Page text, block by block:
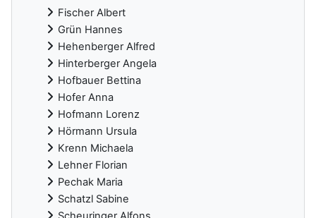
Fischer Albert
Grün Hannes
Hehenberger Alfred
Hinterberger Angela
Hofbauer Bettina
Hofer Anna
Hofmann Lorenz
Hörmann Ursula
Krenn Michaela
Lehner Florian
Pechak Maria
Schatzl Sabine